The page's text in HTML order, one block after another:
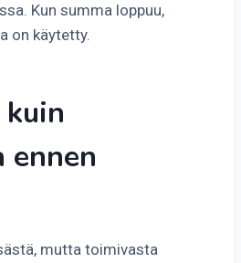
Kun summa loppuu,
on käytetty.
ennen
mutta toimivasta